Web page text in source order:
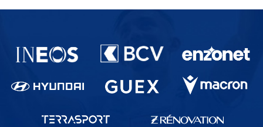
Partenaires du lausanne-Sport